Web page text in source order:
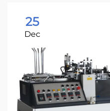
25
Dec